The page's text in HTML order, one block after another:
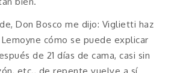
Don Bosco me dijo: Viglietti haz
cómo se puede explicar
de 21 días de cama, casi sin